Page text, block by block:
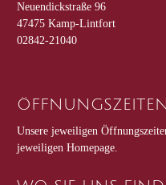
Neuendickstraße 96
47475 Kamp-Lintfort
02842-21040
ÖFFNUNGSZEITEN
Unsere jeweiligen
jeweiligen Homepage.